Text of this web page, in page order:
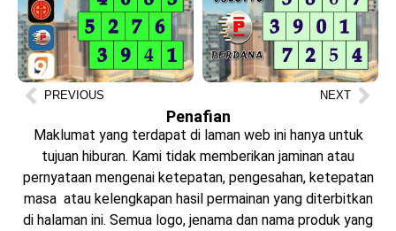
PREVIOUS NEXT
Penafian
Maklumat yang terdapat di laman web ini hanya untuk
tujuan hiburan. Kami tidak memberikan jaminan atau
pernyataan mengenai ketepatan, pengesahan, ketepatan
masa atau kelengkapan hasil permainan yang diterbitkan
di halaman ini. Semua logo, jenama dan nama produk yang